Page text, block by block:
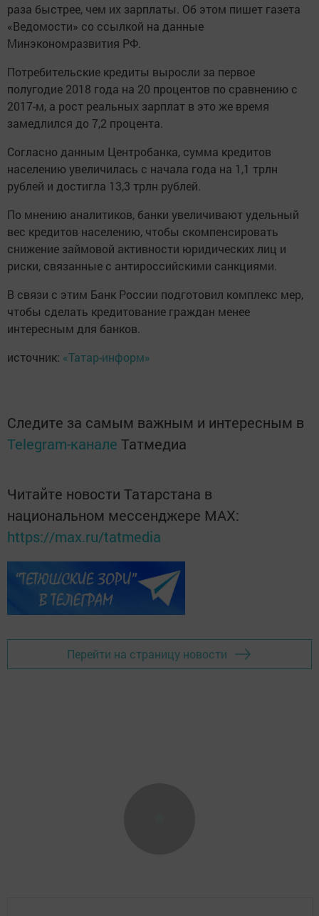
раза быстрее, чем их зарплаты. Об этом пишет газета
«Ведомости» со ссылкой на данные
Минэкономразвития РФ.
Потребительские кредиты выросли за первое
полугодие 2018 года на 20 процентов по сравнению с
2017-м, а рост реальных зарплат в это же время
замедлился до 7,2 процента.
Согласно данным Центробанка, сумма кредитов
населению увеличилась с начала года на 1,1 трлн
рублей и достигла 13,3 трлн рублей.
По мнению аналитиков, банки увеличивают удельный
вес кредитов населению, чтобы скомпенсировать
снижение займовой активности юридических лиц и
риски, связанные с антироссийскими санкциями.
В связи с этим Банк России подготовил комплекс мер,
чтобы сделать кредитование граждан менее
интересным для банков.
источник: «Татар-информ»
Следите за самым важным и интересным в
Telegram-канале Татмедиа
Читайте новости Татарстана в
национальном мессенджере MАХ:
https://max.ru/tatmedia
Перейти на страницу новости